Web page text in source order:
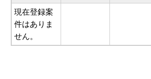
現在登録案
件はありま
せん。